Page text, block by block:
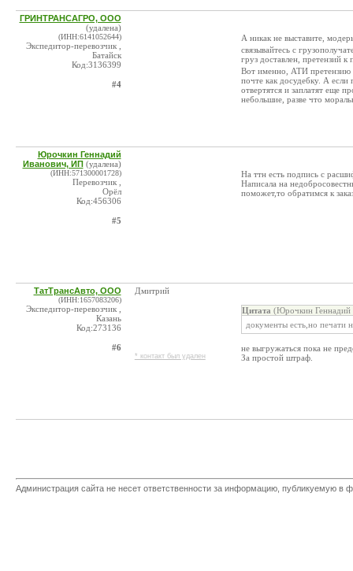
ГРИНТРАНСАГРО, ООО
(удалена)
(ИНН:6141052644)
Экспедитор-перевозчик ,
Батайск
Код:3136399
#4
А никак не выставите,
связывайтесь с
груз доставлен, претензий
Вот именно, АТИ претензию
почте как досудебку. А если
отвертятся и заплатят еще
небольшие, разве что
Юрочкин Геннадий
Иванович, ИП (удалена)
(ИНН:571300001728)
Перевозчик ,
Орёл
Код:456306
#5
На ттн есть подпись с
Написала на
поможет,то обратимся к
ТатТрансАвто, ООО
(ИНН:1657083206)
Экспедитор-перевозчик ,
Казань
Код:273136
#6
Дмитрий
* контакт был удален
Цитата (Юрочкин
документы есть,но печати
не выгружаться пока не
За простой штраф.
Администрация сайта не несет ответственности за информацию, публикуемую